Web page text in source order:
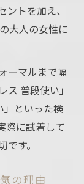
トを加え、
大人の女性に
ーマルまで幅
普段使い」
」といった検
際に試着して
す。
の理由